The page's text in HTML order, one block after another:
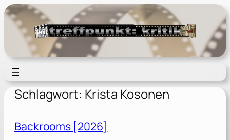
Zum
Inhalt
springen
Schlagwort: Krista Kosonen
Backrooms [2026]